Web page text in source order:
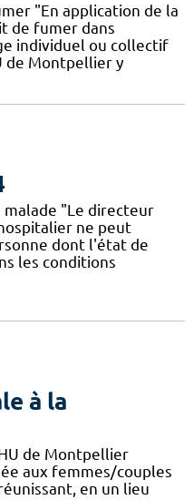
"En application de la
de fumer dans
individuel ou collectif
de Montpellier y
"Le directeur
ne peut
dont l'état de
les conditions
à la
de Montpellier
aux femmes/couples
en un lieu